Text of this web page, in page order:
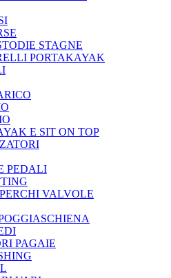
STAGNE
PORTAKAYAK
E SIT ON TOP
PEDALI
VALVOLE
PAGAIE